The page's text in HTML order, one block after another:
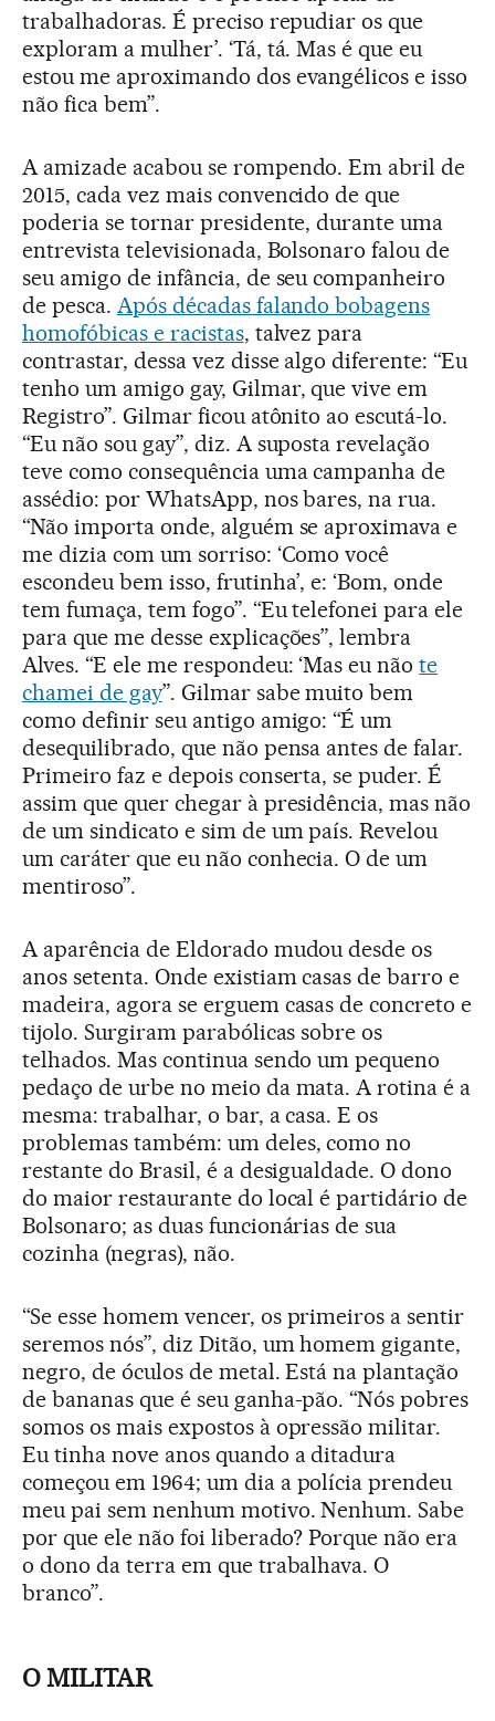
trabalhadoras. É preciso repudiar os que
exploram a mulher’. ‘Tá, tá. Mas é que eu
estou me aproximando dos evangélicos e isso
não fica bem”.
A amizade acabou se rompendo. Em abril de
2015, cada vez mais convencido de que
poderia se tornar presidente, durante uma
entrevista televisionada, Bolsonaro falou de
seu amigo de infância, de seu companheiro
de pesca. Após décadas falando bobagens
homofóbicas e racistas, talvez para
contrastar, dessa vez disse algo diferente: “Eu
tenho um amigo gay, Gilmar, que vive em
Registro”. Gilmar ficou atônito ao escutá-lo.
“Eu não sou gay”, diz. A suposta revelação
teve como consequência uma campanha de
assédio: por WhatsApp, nos bares, na rua.
“Não importa onde, alguém se aproximava e
me dizia com um sorriso: ‘Como você
escondeu bem isso, frutinha’, e: ‘Bom, onde
tem fumaça, tem fogo”. “Eu telefonei para ele
para que me desse explicações”, lembra
Alves. “E ele me respondeu: ‘Mas eu nãote
chamei de gay”. Gilmar sabe muito bem
como definir seu antigo amigo: “É um
desequilibrado, que não pensa antes de falar.
Primeiro faz e depois conserta, se puder. É
assim que quer chegar à presidência, mas não
de um sindicato e sim de um país. Revelou
um caráter que eu não conhecia. O de um
mentiroso”.
A aparência de Eldorado mudou desde os
anos setenta. Onde existiam casas de barro e
madeira, agora se erguem casas de concreto e
tijolo. Surgiram parabólicas sobre os
telhados. Mas continua sendo um pequeno
pedaço de urbe no meio da mata. A rotina é a
mesma: trabalhar, o bar, a casa. E os
problemas também: um deles, como no
restante do Brasil, é a desigualdade. O dono
do maior restaurante do local é partidário de
Bolsonaro; as duas funcionárias de sua
cozinha (negras), não.
“Se esse homem vencer, os primeiros a sentir
seremos nós”, diz Ditão, um homem gigante,
negro, de óculos de metal. Está na plantação
de bananas que é seu ganha-pão. “Nós pobres
somos os mais expostos à opressão militar.
Eu tinha nove anos quando a ditadura
começou em 1964; um dia a polícia prendeu
meu pai sem nenhum motivo. Nenhum. Sabe
por que ele não foi liberado? Porque não era
o dono da terra em que trabalhava. O
branco”.
O MILITAR